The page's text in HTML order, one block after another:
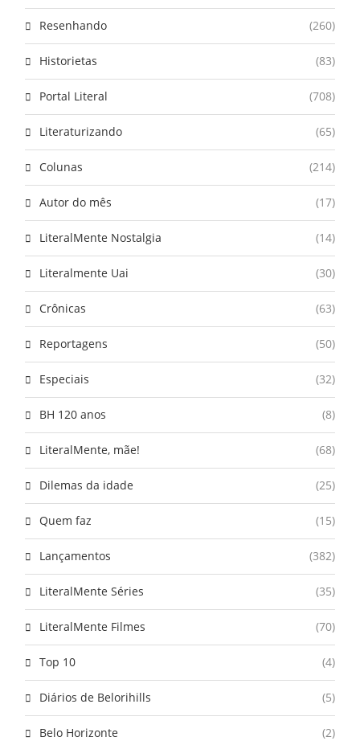
Resenhando (260)
Historietas (83)
Portal Literal (708)
Literaturizando (65)
Colunas (214)
Autor do mês (17)
LiteralMente Nostalgia (14)
Literalmente Uai (30)
Crônicas (63)
Reportagens (50)
Especiais (32)
BH 120 anos (8)
LiteralMente, mãe! (68)
Dilemas da idade (25)
Quem faz (15)
Lançamentos (382)
LiteralMente Séries (35)
LiteralMente Filmes (70)
Top 10 (4)
Diários de Belorihills (5)
Belo Horizonte (2)